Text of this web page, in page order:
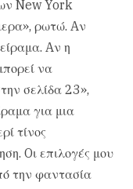
New York
ρωτώ. Aν
Aν η
να
σελίδα 23»,
για μια
τίνος
Oι επιλογές μου
την φαντασία